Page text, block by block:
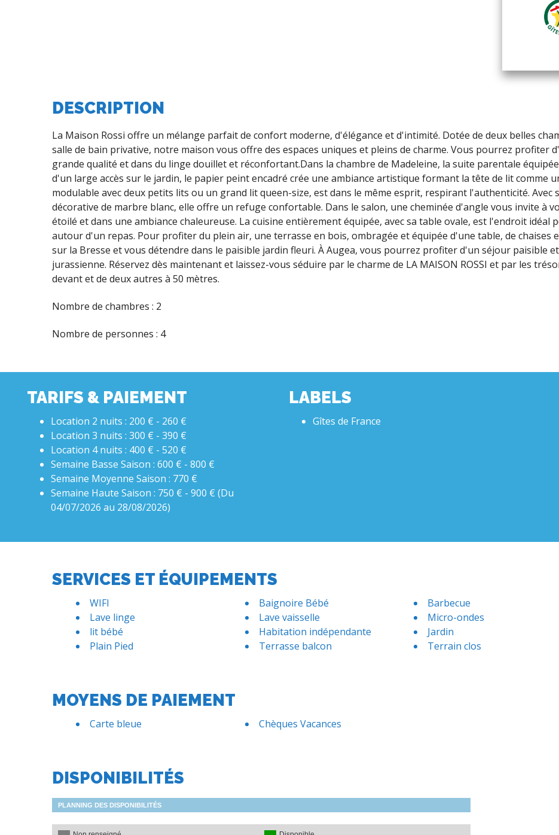
DESCRIPTION
La Maison Rossi offre un mélange parfait de confort moderne, d'élégance et d'intimité. Dotée de deux belles
salle de bain privative, notre maison vous offre des espaces uniques et pleins de charme. Vous pourrez profiter
grande qualité et dans du linge douillet et réconfortant.Dans la chambre de Madeleine, la suite parentale
d'un large accès sur le jardin, le papier peint encadré crée une ambiance artistique formant la tête de lit comme
modulable avec deux petits lits ou un grand lit queen-size, est dans le même esprit, respirant l'authenticité. Avec
décorative de marbre blanc, elle offre un refuge confortable. Dans le salon, une cheminée d'angle vous invite à
étoilé et dans une ambiance chaleureuse. La cuisine entièrement équipée, avec sa table ovale, est l'endroit
autour d'un repas. Pour profiter du plein air, une terrasse en bois, ombragée et équipée d'une table, de chaises
sur la Bresse et vous détendre dans le paisible jardin fleuri. À Augea, vous pourrez profiter d'un séjour paisible
jurassienne. Réservez dès maintenant et laissez-vous séduire par le charme de LA MAISON ROSSI et par les
devant et de deux autres à 50 mètres.
Nombre de chambres : 2
Nombre de personnes : 4
TARIFS & PAIEMENT
Location 2 nuits : 200 € - 260 €
Location 3 nuits : 300 € - 390 €
Location 4 nuits : 400 € - 520 €
Semaine Basse Saison : 600 € - 800 €
Semaine Moyenne Saison : 770 €
Semaine Haute Saison : 750 € - 900 € (Du
04/07/2026 au 28/08/2026)
LABELS
Gîtes de France
SERVICES ET ÉQUIPEMENTS
WIFI Baignoire Bébé Barbecue
Lave linge
Lave vaisselle Micro-ondes
lit bébé
Habitation indépendante Jardin
Plain Pied
Terrasse balcon Terrain clos
MOYENS DE PAIEMENT
Carte bleue Chèques Vacances
DISPONIBILITÉS